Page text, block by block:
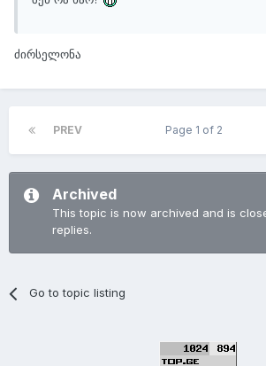
ძირსელონა
PREV Page 1 of 2
Archived
This topic is now archived and is
replies.
Go to topic listing